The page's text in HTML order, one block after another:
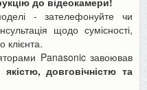
- зателефонуйте чи
щодо сумісності,
клієнта.
Panasonic завоював
довговічністю та